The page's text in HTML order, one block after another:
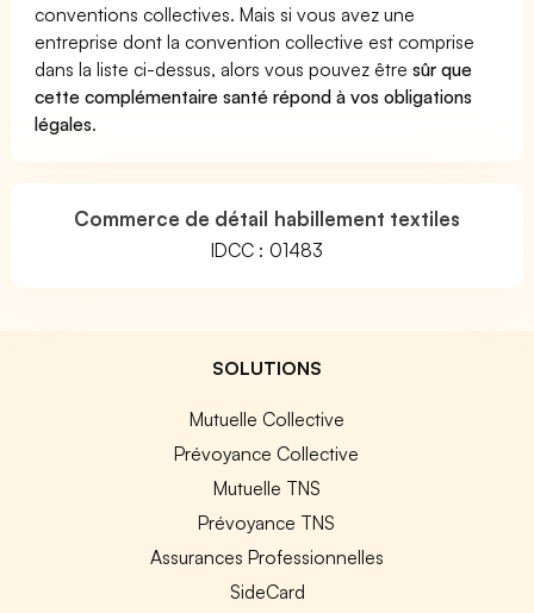
conventions collectives. Mais si vous avez une
entreprise dont la convention collective est comprise
dans la liste ci-dessus, alors vous pouvez êtresûr que
cette complémentaire santé répond à vos obligations
légales.
Commerce de détail habillement textiles
IDCC : 01483
SOLUTIONS
Mutuelle Collective
Prévoyance Collective
Mutuelle TNS
Prévoyance TNS
Assurances Professionnelles
SideCard